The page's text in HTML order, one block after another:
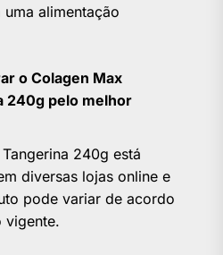
alimentação
o Colagen Max
240g pelo melhor
240g está
diversas lojas online e
pode variar de acordo
vigente.